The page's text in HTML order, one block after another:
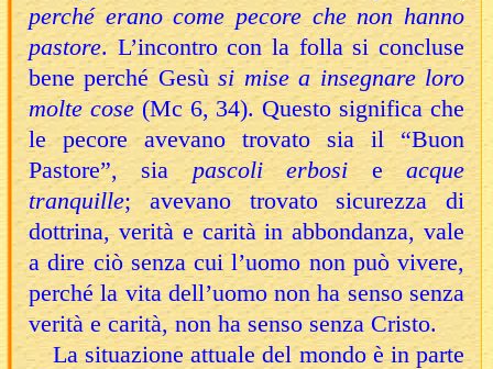
perché erano come pecore che non hanno
pastore. L’incontro con la folla si concluse
bene perché Gesùsi mise a insegnare loro
molte cose(Mc 6, 34). Questo significa che
le pecore avevano trovato sia il “Buon
Pastore”, sia pascoli erbosi eacque
tranquille; avevano trovato sicurezza di
dottrina, verità e carità in abbondanza, vale
a dire ciò senza cui l’uomo non può vivere,
perché la vita dell’uomo non ha senso senza
verità e carità, non ha senso senza Cristo.
La situazione attuale del mondo è in parte